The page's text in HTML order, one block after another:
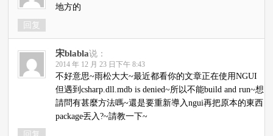
地方的
回复
宋blabla说：
2014 年 12 月 23 日下午 8:43
不好意思~雨松大大~最近都看你的文章正在使用NGUI
但遇到csharp.dll.mdb is denied~所以不能build and run~想
請問有甚麼方法嗎~還是要重新導入ngui再把原本的東西
package丟入?~請教一下~